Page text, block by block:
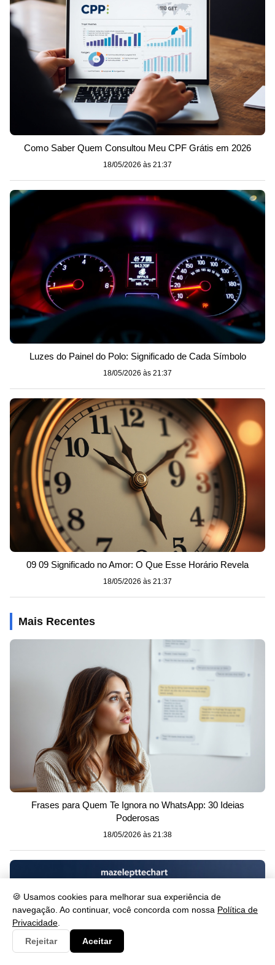
🍪 Usamos cookies para melhorar sua experiência de
navegação. Ao continuar, você concorda com nossa Política de
Privacidade
Rejeitar
Aceitar
Como Saber Quem Consultou Meu CPF Grátis em 2026
18/05/2026 às 21:37
Luzes do Painel do Polo: Significado de Cada Símbolo
18/05/2026 às 21:37
09 09 Significado no Amor: O Que Esse Horário Revela
18/05/2026 às 21:37
Mais Recentes
Frases para Quem Te Ignora no WhatsApp: 30 Ideias
Poderosas
18/05/2026 às 21:38